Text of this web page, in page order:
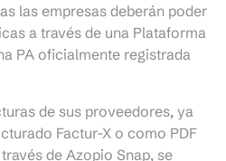
las empresas deberán poder
a través de una Plataforma
PA oficialmente registrada
de sus proveedores, ya
Factur-X o como PDF
de Azopio Snap, se